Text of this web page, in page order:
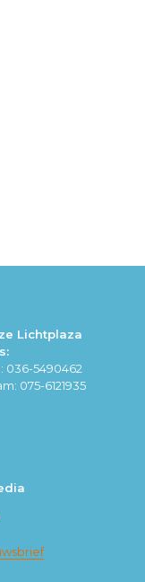
Lichtplaza
036-5490462
075-6121935